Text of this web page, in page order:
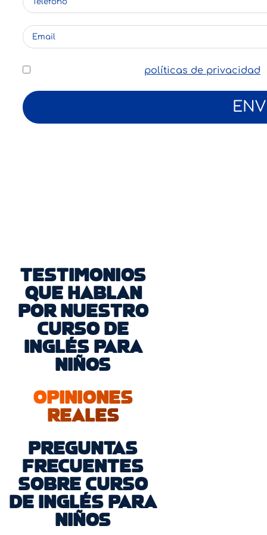
políticas de privacidad
TESTIMONIOS
QUE HABLAN
POR NUESTRO
CURSO DE
INGLÉS PARA
NIÑOS
OPINIONES
REALES
PREGUNTAS
FRECUENTES
SOBRE CURSO
DE INGLÉS PARA
NIÑOS